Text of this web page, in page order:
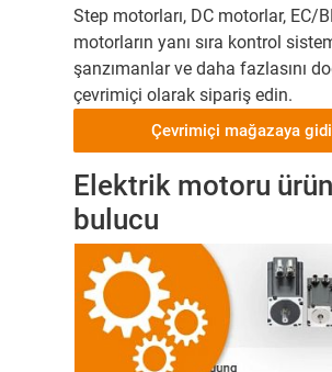
Step motorları, DC motorlar, EC/
motorların yanı sıra kontrol
şanzımanlar ve daha fazlasını
çevrimiçi olarak sipariş edin.
Çevrimiçi mağazaya
Elektrik motoru ürün
bulucu